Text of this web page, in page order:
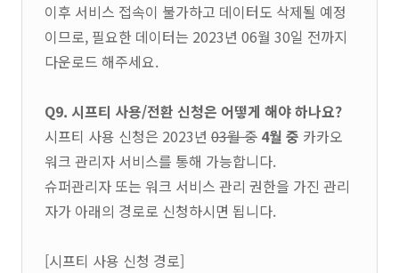
이후 서비스 접속이 불가하고 데이터도 삭제될 예정
이므로, 필요한 데이터는 2023년 06월 30일 전까지
다운로드 해주세요.
Q9. 시프티 사용/전환 신청은 어떻게 해야 하나요?
시프티 사용 신청은 2023년 03월 중 4월 중 카카오
워크 관리자 서비스를 통해 가능합니다.
슈퍼관리자 또는 워크 서비스 관리 권한을 가진 관리
자가 아래의 경로로 신청하시면 됩니다.
[시프티 사용 신청 경로]